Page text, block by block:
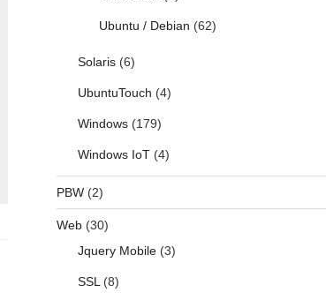
Ubuntu / Debian (62)
Solaris(6)
UbuntuTouch (4)
Windows(179)
Windows IoT(4)
PBW(2)
Web(30)
Jquery Mobile(3)
SSL(8)